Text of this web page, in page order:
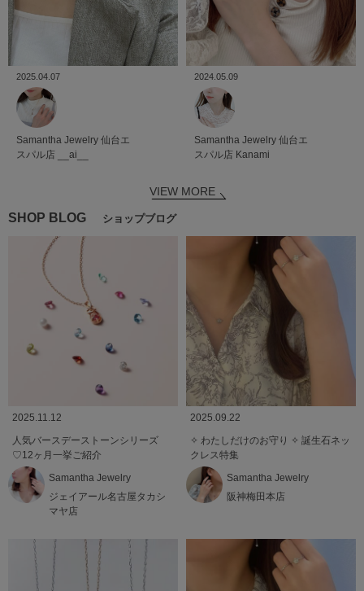
2025.04.07
Samantha Jewelry 仙台エ
スパル店
__ai__
2024.05.09
Samantha Jewelry 仙台エ
スパル店 Kanami
VIEW MORE
SHOP BLOG ショップブログ
2025.11.12
人気バースデーストーンシリーズ
♡12ヶ月一挙ご紹介
Samantha Jewelry
ジェイアール名古屋タカシ
マヤ店
2025.09.22
✧ わたしだけのお守り ✧ 誕生石ネッ
クレス特集
Samantha Jewelry
阪神梅田本店